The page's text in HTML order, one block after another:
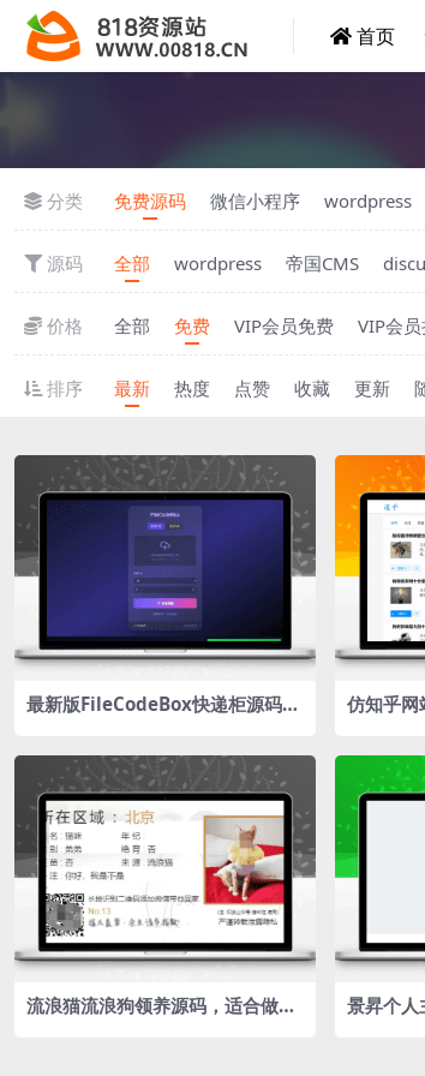
首页
分类 免费源码 微信小程序 wordpress
源码 全部 wordpress 帝国CMS
价格 全部 免费 VIP会员免费 VIP会
排序 最新 热度 点赞 收藏 更新
最新版FileCodeBox快递柜源码
仿知乎网
流浪猫流浪狗领养源码，适合做猫
景昇个人